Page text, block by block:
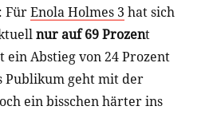
FürEnola Holmes 3 hat sich
nur auf 69 Prozent
ein Abstieg von 24 Prozent
Publikum geht mit der
ein bisschen härter ins